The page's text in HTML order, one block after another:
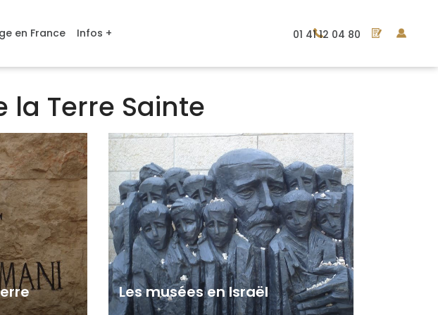
en France Infos + 01 41 12 04 80
la Terre Sainte
Les musées en Israël